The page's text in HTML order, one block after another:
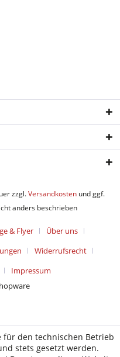
zzgl.Versandkosten und ggf.
anders beschrieben
& Flyer
Über uns
Widerrufsrecht
Impressum
für den technischen Betrieb
stets gesetzt werden.